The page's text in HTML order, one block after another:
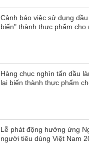
Cảnh báo việc sử dụng
biến" thành thực phẩm cho
Hàng chục nghìn tấn dầu
lại biến thành thực phẩm
Lễ phát động hưởng ứng
người tiêu dùng Việt Nam